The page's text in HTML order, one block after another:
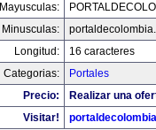
Mayusculas:
Minusculas:
Longitud:
16 caracteres
Categorias:
Portales
Precio:
Realizar una
Visitar!